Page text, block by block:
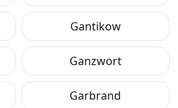
Gantikow
Ganzwort
Garbrand